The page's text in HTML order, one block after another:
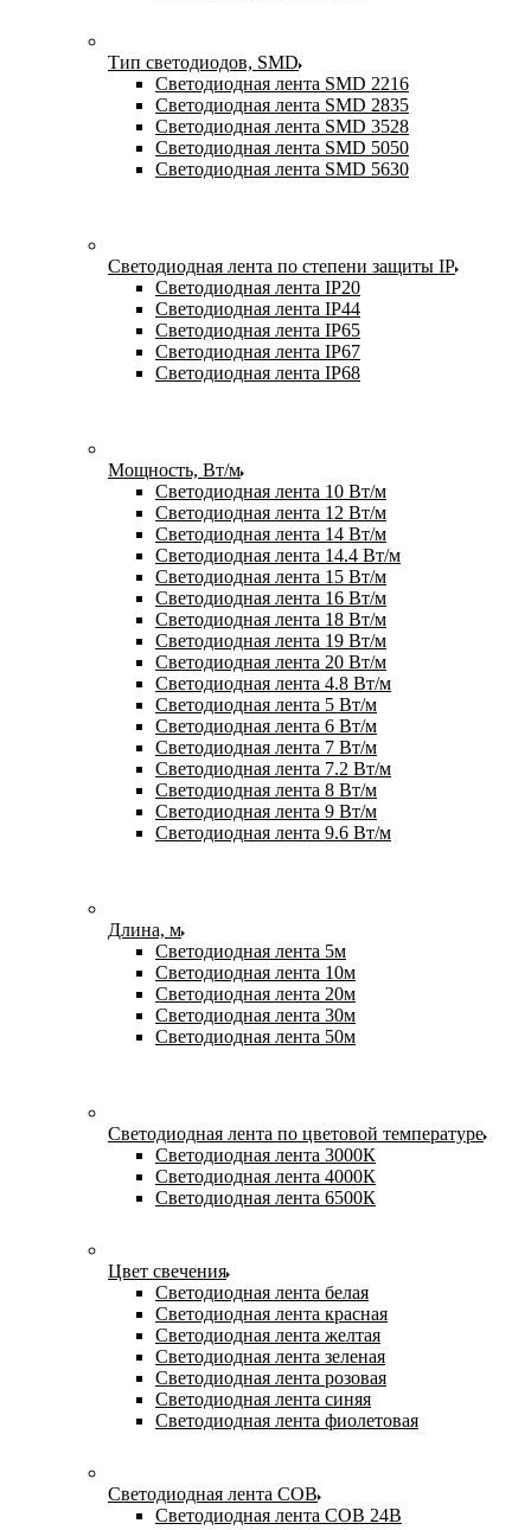
Тип светодиодов, SMD
Cветодиодная лента SMD 2216
Светодиодная лента SMD 2835
Светодиодная лента SMD 3528
Светодиодная лента SMD 5050
Светодиодная лента SMD 5630
Светодиодная лента по степени защиты IP
Светодиодная лента IP20
Светодиодная лента IP44
Светодиодная лента IP65
Светодиодная лента IP67
Светодиодная лента IP68
Мощность, Вт/м
Светодиодная лента 10 Вт/м
Светодиодная лента 12 Вт/м
Светодиодная лента 14 Вт/м
Светодиодная лента 14.4 Вт/м
Светодиодная лента 15 Вт/м
Светодиодная лента 16 Вт/м
Светодиодная лента 18 Вт/м
Светодиодная лента 19 Вт/м
Светодиодная лента 20 Вт/м
Светодиодная лента 4.8 Вт/м
Светодиодная лента 5 Вт/м
Светодиодная лента 6 Вт/м
Светодиодная лента 7 Вт/м
Светодиодная лента 7.2 Вт/м
Светодиодная лента 8 Вт/м
Светодиодная лента 9 Вт/м
Светодиодная лента 9.6 Вт/м
Длина, м
Светодиодная лента 5м
Светодиодная лента 10м
Светодиодная лента 20м
Светодиодная лента 30м
Светодиодная лента 50м
Светодиодная лента по цветовой температуре
Светодиодная лента 3000К
Светодиодная лента 4000К
Светодиодная лента 6500К
Цвет свечения
Светодиодная лента белая
Светодиодная лента красная
Светодиодная лента желтая
Светодиодная лента зеленая
Светодиодная лента розовая
Светодиодная лента синяя
Светодиодная лента фиолетовая
Светодиодная лента COB
Светодиодная лента COB 24В